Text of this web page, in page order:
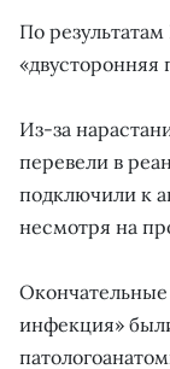
По
«двусторонняя
Из-за
перевели в
подключили к
несмотря на
Окончательные
инфекция»